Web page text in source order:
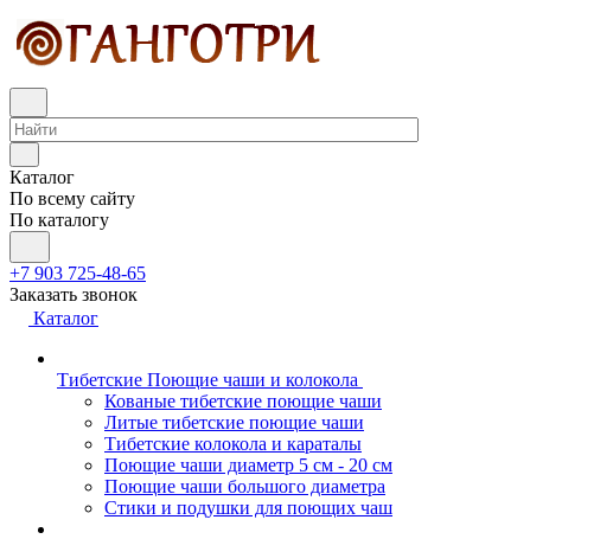
Каталог
По всему сайту
По каталогу
+7 903 725-48-65
Заказать звонок
Каталог
Тибетские Поющие чаши и колокола
Кованые тибетские поющие чаши
Литые тибетские поющие чаши
Тибетские колокола и караталы
Поющие чаши диаметр 5 см - 20 см
Поющие чаши большого диаметра
Стики и подушки для поющих чаш